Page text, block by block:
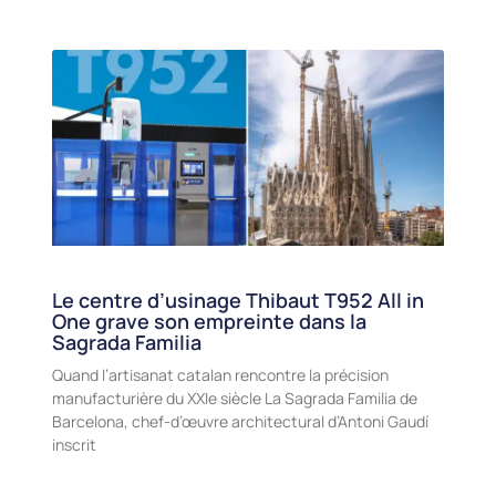
Le centre d’usinage Thibaut T952 All in
One grave son empreinte dans la
Sagrada Familia
Quand l’artisanat catalan rencontre la précision
manufacturière du XXIe siècle La Sagrada Familia de
Barcelona, chef-d’œuvre architectural d’Antoni Gaudí
inscrit